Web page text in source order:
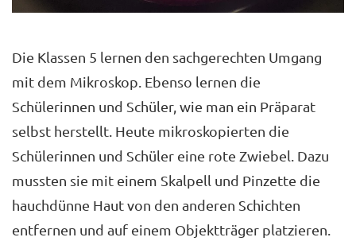
Die Klassen 5 lernen den sachgerechten Umgang
mit dem Mikroskop. Ebenso lernen die
Schülerinnen und Schüler, wie man ein Präparat
selbst herstellt. Heute mikroskopierten die
Schülerinnen und Schüler eine rote Zwiebel. Dazu
mussten sie mit einem Skalpell und Pinzette die
hauchdünne Haut von den anderen Schichten
entfernen und auf einem Objektträger platzieren.